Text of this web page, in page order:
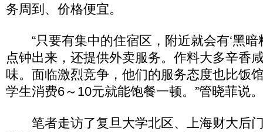
务周到、价格便宜。
“只要有集中的住宿区，附近就会有‘黑暗
点钟出来，还提供外卖服务。作料大多辛香
味。面临激烈竞争，他们的服务态度也比饭
学生消费6～10元就能饱餐一顿。”管晓菲说。
笔者走访了复旦大学北区、上海财大后